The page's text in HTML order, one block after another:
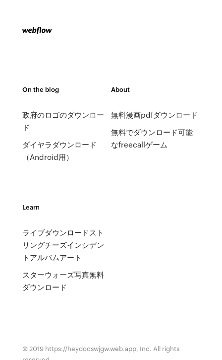
On the blog
政府のロゴのダウンロー
ド
ダイヤラダウンロード
（Android用）
About
無料漫画pdfダウンロード
無料でダウンロード可能
なfreecallゲーム
Learn
ライブダウンロードスト
リングチーズインシデン
トアルバムアート
スターウォーズ写真無料
ダウンロード
© 2019 https://heydocswjgw.web.app, Inc. All rights